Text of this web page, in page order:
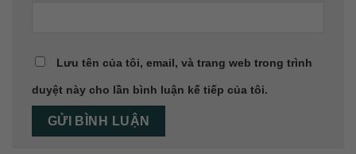
Lưu tên của tôi, email, và trang web trong trình
duyệt này cho lần bình luận kế tiếp của tôi.